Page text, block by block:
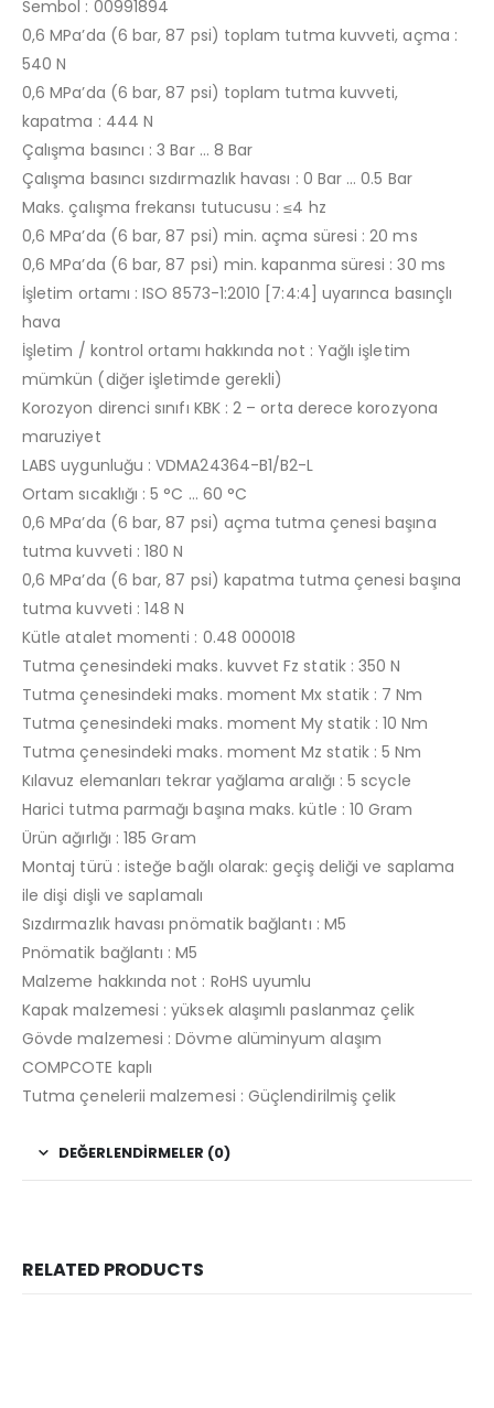
Sembol : 00991894
0,6 MPa’da (6 bar, 87 psi) toplam tutma kuvveti, açma :
540 N
0,6 MPa’da (6 bar, 87 psi) toplam tutma kuvveti,
kapatma : 444 N
Çalışma basıncı : 3 Bar … 8 Bar
Çalışma basıncı sızdırmazlık havası : 0 Bar … 0.5 Bar
Maks. çalışma frekansı tutucusu : ≤4 hz
0,6 MPa’da (6 bar, 87 psi) min. açma süresi : 20 ms
0,6 MPa’da (6 bar, 87 psi) min. kapanma süresi : 30 ms
İşletim ortamı : ISO 8573-1:2010 [7:4:4] uyarınca basınçlı
hava
İşletim / kontrol ortamı hakkında not : Yağlı işletim
mümkün (diğer işletimde gerekli)
Korozyon direnci sınıfı KBK : 2 – orta derece korozyona
maruziyet
LABS uygunluğu : VDMA24364-B1/B2-L
Ortam sıcaklığı : 5 °C … 60 °C
0,6 MPa’da (6 bar, 87 psi) açma tutma çenesi başına
tutma kuvveti : 180 N
0,6 MPa’da (6 bar, 87 psi) kapatma tutma çenesi başına
tutma kuvveti : 148 N
Kütle atalet momenti : 0.48 000018
Tutma çenesindeki maks. kuvvet Fz statik : 350 N
Tutma çenesindeki maks. moment Mx statik : 7 Nm
Tutma çenesindeki maks. moment My statik : 10 Nm
Tutma çenesindeki maks. moment Mz statik : 5 Nm
Kılavuz elemanları tekrar yağlama aralığı : 5 scycle
Harici tutma parmağı başına maks. kütle : 10 Gram
Ürün ağırlığı : 185 Gram
Montaj türü : isteğe bağlı olarak: geçiş deliği ve saplama
ile dişi dişli ve saplamalı
Sızdırmazlık havası pnömatik bağlantı : M5
Pnömatik bağlantı : M5
Malzeme hakkında not : RoHS uyumlu
Kapak malzemesi : yüksek alaşımlı paslanmaz çelik
Gövde malzemesi : Dövme alüminyum alaşım
COMPCOTE kaplı
Tutma çenelerii malzemesi : Güçlendirilmiş çelik
DEĞERLENDIRMELER (0)
RELATED PRODUCTS